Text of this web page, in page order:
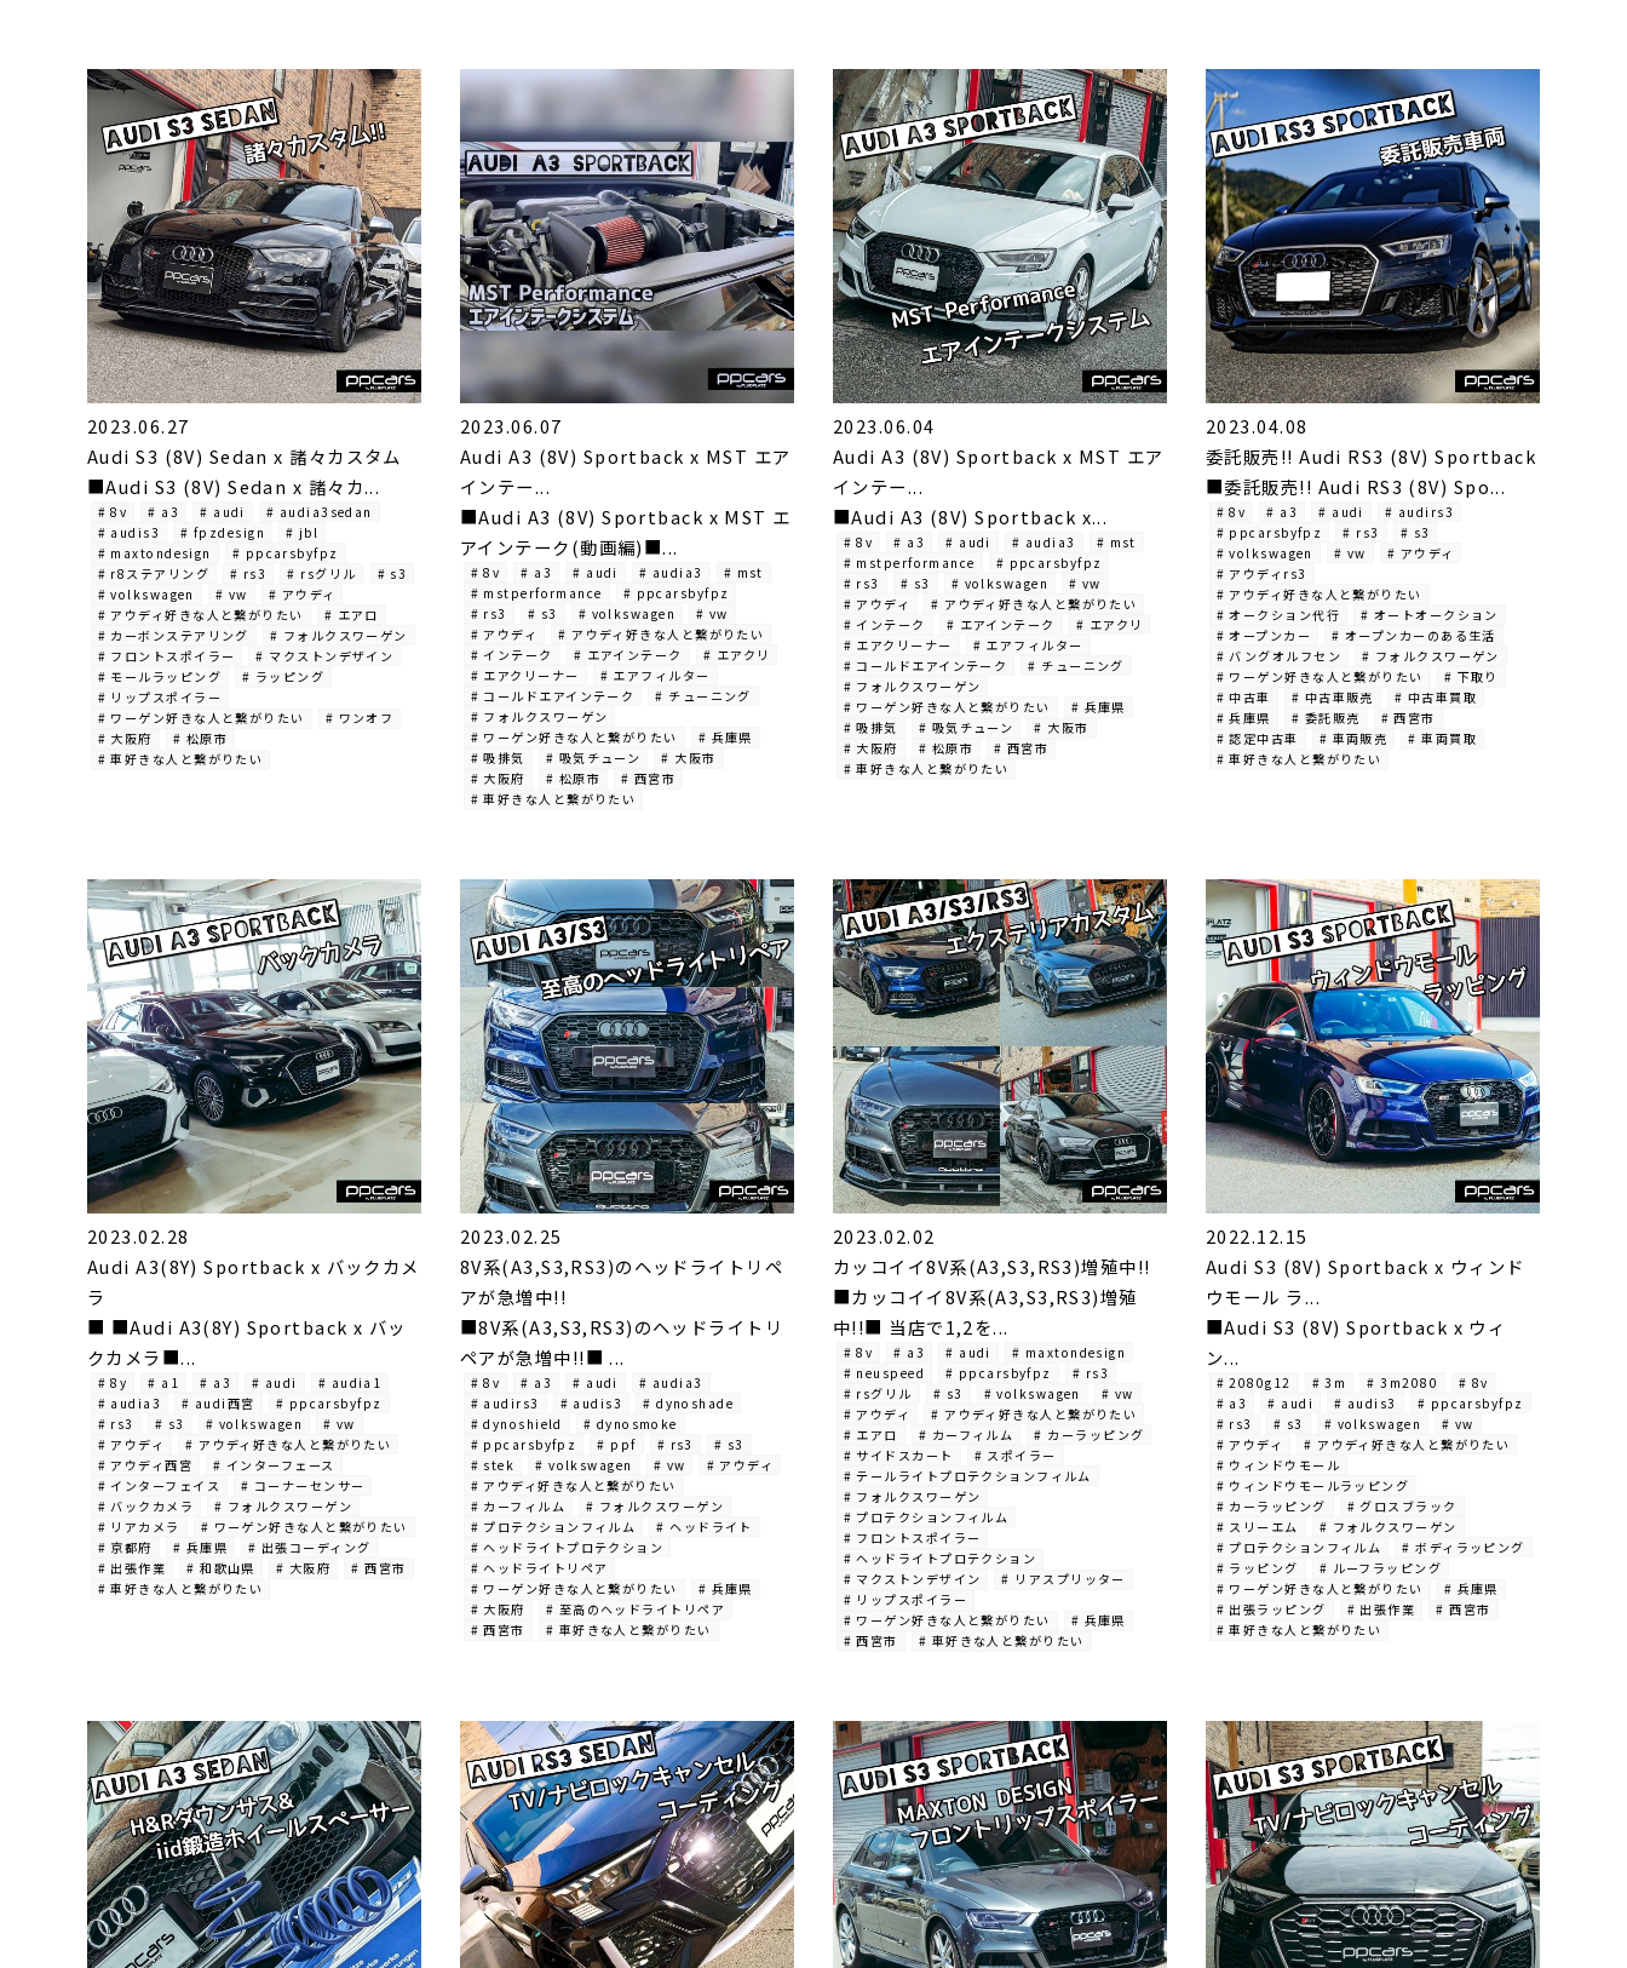
2023.06.27
Audi S3 (8V) Sedan x 諸々カスタム
■Audi S3 (8V) Sedan x 諸々カ...
# 8v # a3 # audi
# audia3sedan
# audis3
# fpzdesign
# jbl
# maxtondesign
# ppcarsbyfpz
# r8ステアリング
# rs3 # rsグリル
# s3
# volkswagen
# vw
# アウディ
# アウディ好きな人と繋がりたい
# エアロ
# カーボンステアリング
# フォルクスワーゲン
# フロントスポイラー
# マクストンデザイン
# モールラッピング
# ラッピング
# リップスポイラー
# ワーゲン好きな人と繋がりたい
# ワンオフ
# 大阪府
# 松原市
# 車好きな人と繋がりたい
2023.06.07
Audi A3 (8V) Sportback x MST エア
インテー...
■Audi A3 (8V) Sportback x MST エ
アインテーク(動画編)■...
# 8v # a3 # audi # audia3
# mst
# mstperformance
# ppcarsbyfpz
# rs3
# s3 # volkswagen
# vw
# アウディ
# アウディ好きな人と繋がりたい
# インテーク
# エアインテーク
# エアクリ
# エアクリーナー
# エアフィルター
# コールドエアインテーク
# チューニング
# フォルクスワーゲン
# ワーゲン好きな人と繋がりたい
# 兵庫県
# 吸排気
# 吸気チューン
# 大阪市
# 大阪府
# 松原市
# 西宮市
# 車好きな人と繋がりたい
2023.06.04
Audi A3 (8V) Sportback x MST エア
インテー...
■Audi A3 (8V) Sportback x...
# 8v # a3 # audi # audia3
# mst
# mstperformance
# ppcarsbyfpz
# rs3
# s3 # volkswagen
# vw
# アウディ
# アウディ好きな人と繋がりたい
# インテーク
# エアインテーク
# エアクリ
# エアクリーナー
# エアフィルター
# コールドエアインテーク
# チューニング
# フォルクスワーゲン
# ワーゲン好きな人と繋がりたい
# 兵庫県
# 吸排気
# 吸気チューン
# 大阪市
# 大阪府
# 松原市
# 西宮市
# 車好きな人と繋がりたい
2023.04.08
委託販売!! Audi RS3 (8V) Sportback
■委託販売!! Audi RS3 (8V) Spo...
# 8v # a3 # audi
# audirs3
# ppcarsbyfpz
# rs3
# s3
# volkswagen
# vw
# アウディ
# アウディrs3
# アウディ好きな人と繋がりたい
# オークション代行
# オートオークション
# オープンカー
# オープンカーのある生活
# バングオルフセン
# フォルクスワーゲン
# ワーゲン好きな人と繋がりたい
# 下取り
# 中古車
# 中古車販売
# 中古車買取
# 兵庫県
# 委託販売
# 西宮市
# 認定中古車
# 車両販売
# 車両買取
# 車好きな人と繋がりたい
2023.02.28
Audi A3(8Y) Sportback x バックカメ
ラ
■ ■Audi A3(8Y) Sportback x バッ
クカメラ■...
# 8y # a1 # a3 # audi
# audia1
# audia3
# audi西宮
# ppcarsbyfpz
# rs3
# s3 # volkswagen
# vw
# アウディ
# アウディ好きな人と繋がりたい
# アウディ西宮
# インターフェース
# インターフェイス
# コーナーセンサー
# バックカメラ
# フォルクスワーゲン
# リアカメラ
# ワーゲン好きな人と繋がりたい
# 京都府
# 兵庫県
# 出張コーディング
# 出張作業
# 和歌山県 # 大阪府
# 西宮市
# 車好きな人と繋がりたい
2023.02.25
8V系(A3,S3,RS3)のヘッドライトリペ
アが急増中!!
■8V系(A3,S3,RS3)のヘッドライトリ
ペアが急増中!!■ ...
# 8v # a3 # audi
# audia3
# audirs3
# audis3
# dynoshade
# dynoshield
# dynosmoke
# ppcarsbyfpz
# ppf # rs3
# s3
# stek
# volkswagen # vw
# アウディ
# アウディ好きな人と繋がりたい
# カーフィルム
# フォルクスワーゲン
# プロテクションフィルム
# ヘッドライト
# ヘッドライトプロテクション
# ヘッドライトリペア
# ワーゲン好きな人と繋がりたい
# 兵庫県
# 大阪府
# 至高のヘッドライトリペア
# 西宮市
# 車好きな人と繋がりたい
2023.02.02
カッコイイ8V系(A3,S3,RS3)増殖中!!
■カッコイイ8V系(A3,S3,RS3)増殖
中!!■ 当店で1,2を...
# 8v # a3 # audi
# maxtondesign
# neuspeed
# ppcarsbyfpz
# rs3
# rsグリル
# s3 # volkswagen
# vw
# アウディ
# アウディ好きな人と繋がりたい
# エアロ
# カーフィルム
# カーラッピング
# サイドスカート
# スポイラー
# テールライトプロテクションフィルム
# フォルクスワーゲン
# プロテクションフィルム
# フロントスポイラー
# ヘッドライトプロテクション
# マクストンデザイン
# リアスプリッター
# リップスポイラー
# ワーゲン好きな人と繋がりたい
# 兵庫県
# 西宮市
# 車好きな人と繋がりたい
2022.12.15
Audi S3 (8V) Sportback x ウィンド
ウモール ラ...
■Audi S3 (8V) Sportback x ウィ
ン...
# 2080g12 # 3m # 3m2080
# 8v
# a3
# audi # audis3
# ppcarsbyfpz
# rs3
# s3 # volkswagen
# vw
# アウディ
# アウディ好きな人と繋がりたい
# ウィンドウモール
# ウィンドウモールラッピング
# カーラッピング
# グロスブラック
# スリーエム
# フォルクスワーゲン
# プロテクションフィルム
# ボディラッピング
# ラッピング
# ルーフラッピング
# ワーゲン好きな人と繋がりたい
# 兵庫県
# 出張ラッピング
# 出張作業
# 西宮市
# 車好きな人と繋がりたい